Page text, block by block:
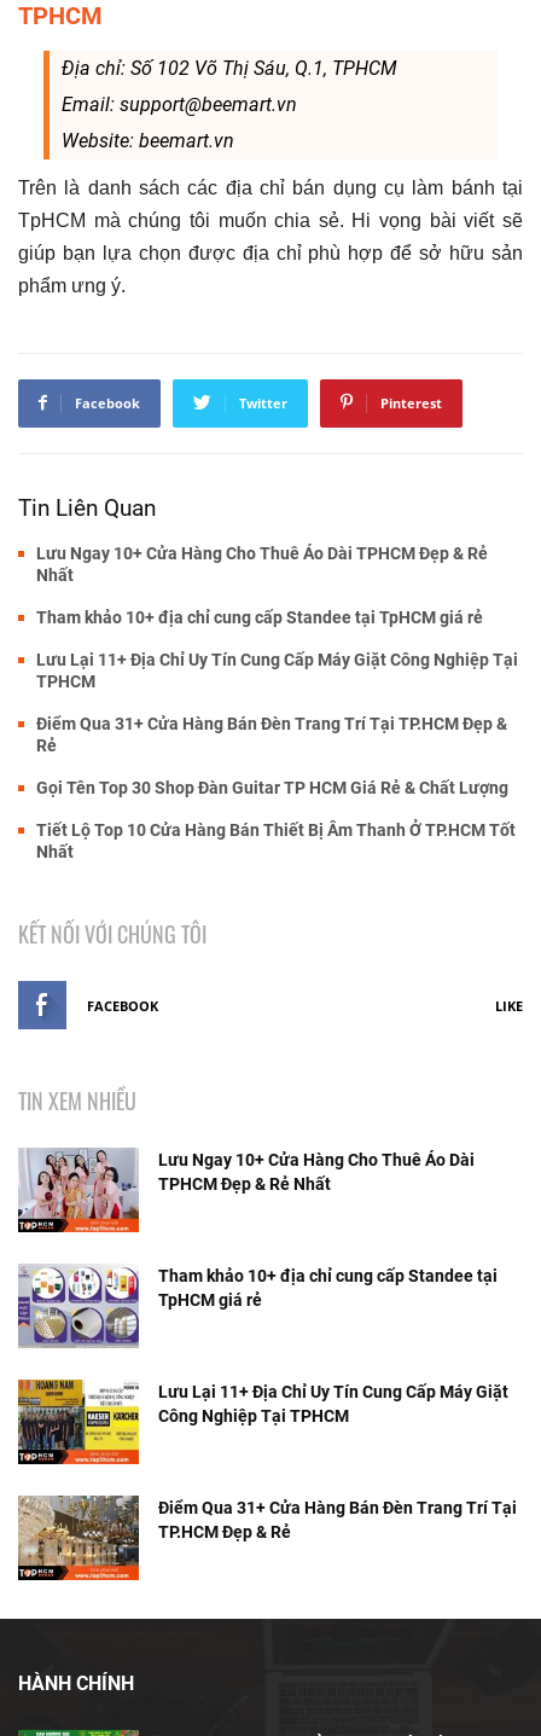
TPHCM
Địa chỉ: Số 102 Võ Thị Sáu, Q.1, TPHCM
Email: support@beemart.vn
Website: beemart.vn
Trên là danh sách các địa chỉ bán dụng cụ làm bánh tại
TpHCM mà chúng tôi muốn chia sẻ. Hi vọng bài viết sẽ
giúp bạn lựa chọn được địa chỉ phù hợp để sở hữu sản
phẩm ưng ý.
Facebook Twitter Pinterest
Tin Liên Quan
Lưu Ngay 10+ Cửa Hàng Cho Thuê Áo Dài TPHCM Đẹp & Rẻ
Nhất
Tham khảo 10+ địa chỉ cung cấp Standee tại TpHCM giá rẻ
Lưu Lại 11+ Địa Chỉ Uy Tín Cung Cấp Máy Giặt Công Nghiệp Tại
TPHCM
Điểm Qua 31+ Cửa Hàng Bán Đèn Trang Trí Tại TP.HCM Đẹp &
Rẻ
Gọi Tên Top 30 Shop Đàn Guitar TP HCM Giá Rẻ & Chất Lượng
Tiết Lộ Top 10 Cửa Hàng Bán Thiết Bị Âm Thanh Ở TP.HCM Tốt
Nhất
KẾT NỐI VỚI CHÚNG TÔI
FACEBOOK LIKE
TIN XEM NHIỀU
Lưu Ngay 10+ Cửa Hàng Cho Thuê Áo Dài
TPHCM Đẹp & Rẻ Nhất
Tham khảo 10+ địa chỉ cung cấp Standee tại
TpHCM giá rẻ
Lưu Lại 11+ Địa Chỉ Uy Tín Cung Cấp Máy Giặt
Công Nghiệp Tại TPHCM
Điểm Qua 31+ Cửa Hàng Bán Đèn Trang Trí Tại
TP.HCM Đẹp & Rẻ
HÀNH CHÍNH